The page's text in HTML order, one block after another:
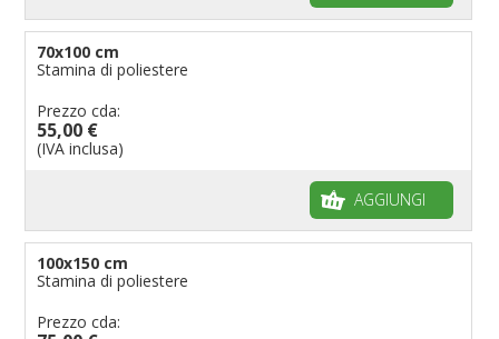
70x100 cm
Stamina di poliestere
Prezzo cda:
55,00 €
(IVA inclusa)
AGGIUNGI
100x150 cm
Stamina di poliestere
Prezzo cda: